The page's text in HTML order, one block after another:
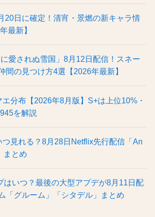
20日に確定！清宵・景燃の新キャラ情
最新】
愛されぬ雪国」8月12日配信！スネー
間の見つけ方4選【2026年最新】
分布【2026年8月版】S+は上位10%・
を解説
つ見れる？8月28日Netflix先行配信「An
まとめ
はいつ？最後の大型アプデが8月11日配
「グルーム」「シタデル」まとめ